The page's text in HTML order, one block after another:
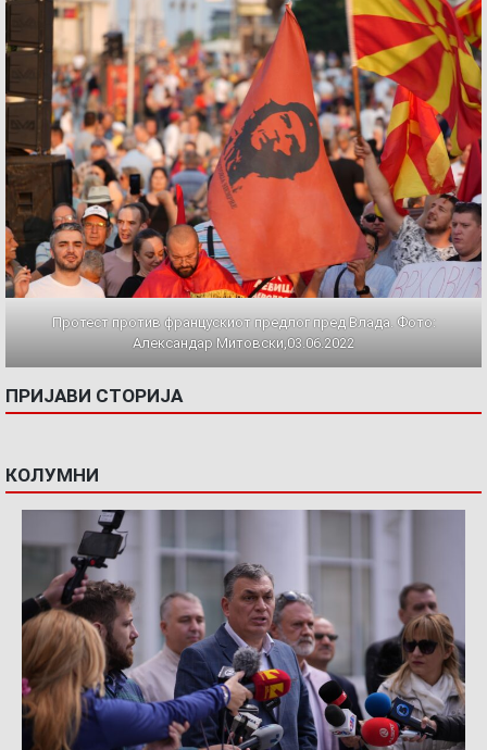
Протест против францускиот предлог пред Влада. Фото:
Александар Митовски,03.06.2022
ПРИЈАВИ СТОРИЈА
КОЛУМНИ